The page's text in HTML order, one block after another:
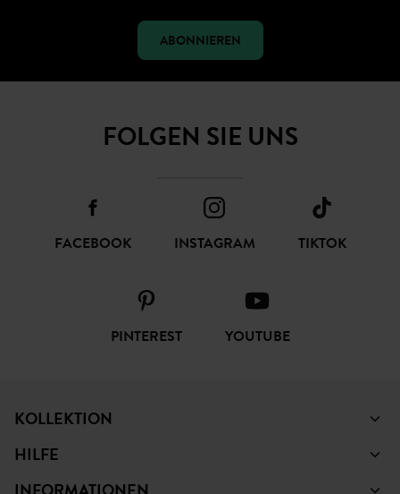
ABONNIEREN
FOLGEN SIE UNS
FACEBOOK INSTAGRAM TIKTOK
PINTEREST YOUTUBE
KOLLEKTION
HILFE